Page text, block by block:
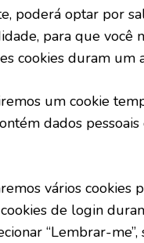
poderá optar por
para que você
cookies duram um
um cookie
dados
vários cookies
de login
“Lembrar-